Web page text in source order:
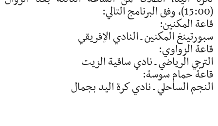
(15:00)، وفق البرنامج التالي:
قاعة المكنين:
سبورتينغ المكنين ـ النادي الإفريقي
قاعة الزواوي:
الترجي الرياضي ـ نادي ساقية الزيت
قاعة حمام سوسة:
النجم الساحلي ـ نادي كرة اليد بجمال